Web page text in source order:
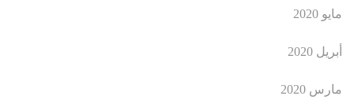
مايو 2020
أبريل 2020
مارس 2020